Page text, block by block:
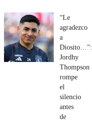
“Le
agradezco
a
Diosito…”:
Jordhy
Thompson
rompe
el
silencio
antes
de